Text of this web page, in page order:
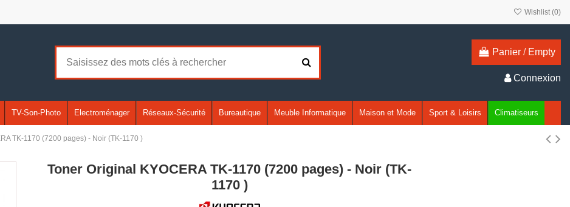
Wishlist (0)
Panier / Empty
Connexion
TV-Son-Photo Electroménager Réseaux-Sécurité Bureautique Meuble Informatique Maison et Mode Sport & Loisirs Climatiseurs
TK-1170 (7200 pages) - Noir (TK-1170 )
Toner Original KYOCERA TK-1170 (7200 pages) - Noir (TK-
1170 )